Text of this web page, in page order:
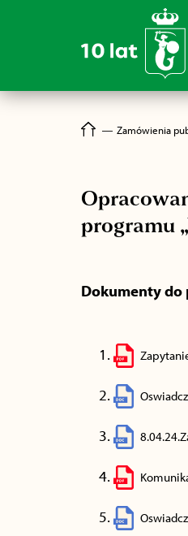
― Zamówienia
programu
Dokumenty do